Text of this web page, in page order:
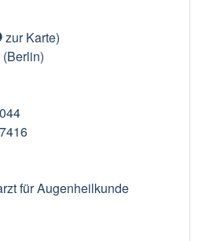
zur Karte)
(Berlin)
für Augenheilkunde